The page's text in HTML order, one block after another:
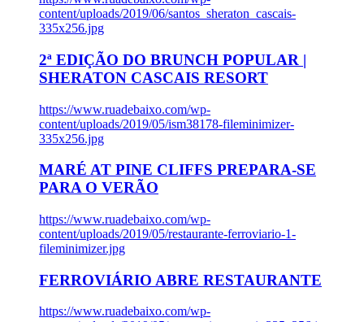
content/uploads/2019/06/santos_sheraton_cascais-
335x256.jpg
2ª EDIÇÃO DO BRUNCH POPULAR |
SHERATON CASCAIS RESORT
https://www.ruadebaixo.com/wp-
content/uploads/2019/05/ism38178-fileminimizer-
335x256.jpg
MARÉ AT PINE CLIFFS PREPARA-SE
PARA O VERÃO
https://www.ruadebaixo.com/wp-
content/uploads/2019/05/restaurante-ferroviario-1-
fileminimizer.jpg
FERROVIÁRIO ABRE RESTAURANTE
https://www.ruadebaixo.com/wp-